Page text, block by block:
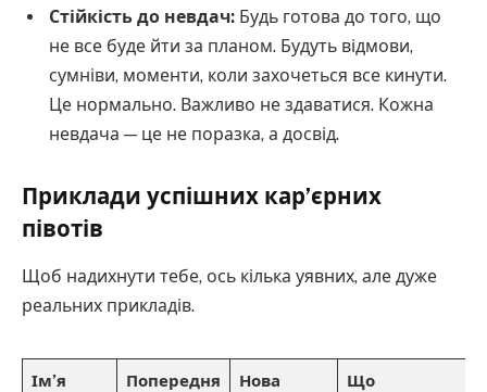
Стійкість до невдач: Будь готова до того, що
не все буде йти за планом. Будуть відмови,
сумніви, моменти, коли захочеться все кинути.
Це нормально. Важливо не здаватися. Кожна
невдача — це не поразка, а досвід.
Приклади успішних кар’єрних
півотів
Щоб надихнути тебе, ось кілька уявних, але дуже
реальних прикладів.
Ім’я
Попередня
Нова
Що